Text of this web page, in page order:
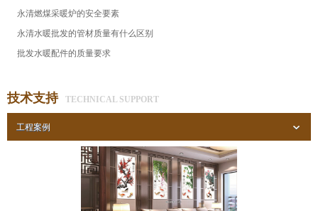
永清燃煤采暖炉的安全要素
永清水暖批发的管材质量有什么区别
批发水暖配件的质量要求
技术支持 TECHNICAL SUPPORT
工程案例